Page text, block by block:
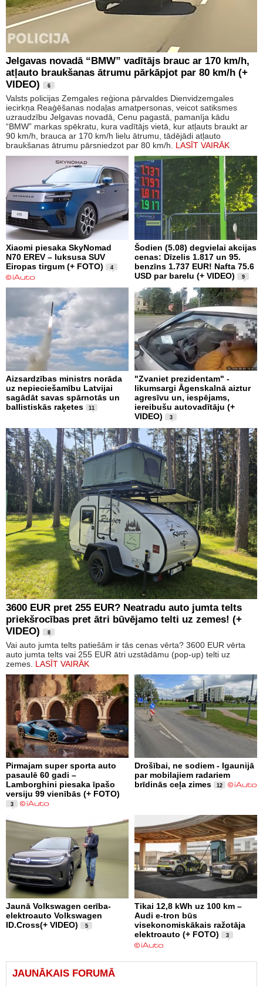
Jelgavas novadā “BMW” vadītājs brauc ar 170 km/h,
atļauto braukšanas ātrumu pārkāpjot par 80 km/h (+
VIDEO)
6
Valsts policijas Zemgales reģiona pārvaldes Dienvidzemgales
iecirkņa Reaģēšanas nodaļas amatpersonas, veicot satiksmes
uzraudzību Jelgavas novadā, Cenu pagastā, pamanīja kādu
“BMW” markas spēkratu, kura vadītājs vietā, kur atļauts braukt ar
90 km/h, brauca ar 170 km/h lielu ātrumu, tādējādi atļauto
braukšanas ātrumu pārsniedzot par 80 km/h. LASĪT VAIRĀK
Xiaomi piesaka SkyNomad
N70 EREV – luksusa SUV
Eiropas tirgum (+ FOTO)
4
Šodien (5.08) degvielai akcijas
cenas: Dīzelis 1.817 un 95.
benzīns 1.737 EUR! Nafta 75.6
USD par barelu (+ VIDEO)
9
Aizsardzības ministrs norāda
uz nepieciešamību Latvijai
sagādāt savas spārnotās un
ballistiskās raķetes
11
"Zvaniet prezidentam" -
likumsargi Āgenskalnā aiztur
agresīvu un, iespējams,
iereibušu autovadītāju (+
VIDEO)
3
3600 EUR pret 255 EUR? Neatradu auto jumta telts
priekšrocības pret ātri būvējamo telti uz zemes! (+
VIDEO)
8
Vai auto jumta telts patiešām ir tās cenas vērta? 3600 EUR vērta
auto jumta telts vai 255 EUR ātri uzstādāmu (pop-up) telti uz
zemes. LASĪT VAIRĀK
Pirmajam super sporta auto
pasaulē 60 gadi –
Lamborghini piesaka īpašo
versiju 99 vienībās (+ FOTO)
3
Drošībai, ne sodiem - Igaunijā
par mobilajiem radariem
brīdinās ceļa zimes
12
Jaunā Volkswagen cerība-
elektroauto Volkswagen
ID.Cross(+ VIDEO)
5
Tikai 12,8 kWh uz 100 km –
Audi e-tron būs
visekonomiskākais ražotāja
elektroauto (+ FOTO)
3
JAUNĀKAIS FORUMĀ